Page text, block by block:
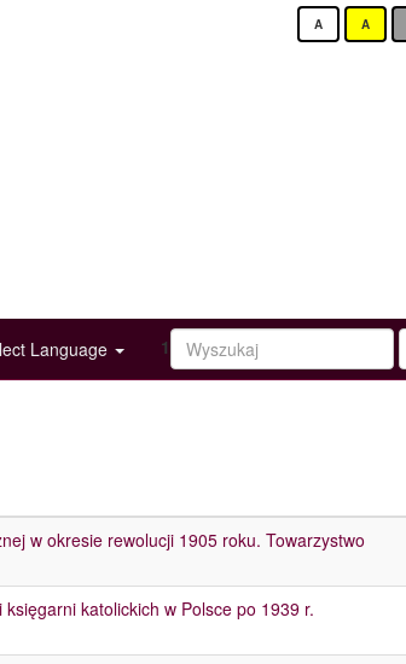
A A
1
Language
w okresie rewolucji 1905 roku. Towarzystwo
katolickich w Polsce po 1939 r.